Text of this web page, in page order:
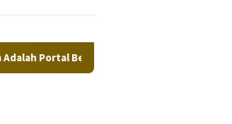
Berita Nasional Aktual Tajam Terpercaya,